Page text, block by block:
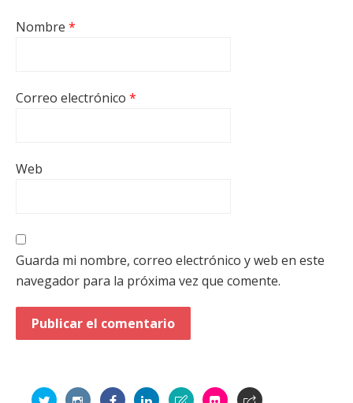
Nombre *
Correo electrónico *
Web
Guarda mi nombre, correo electrónico y web en este
navegador para la próxima vez que comente.